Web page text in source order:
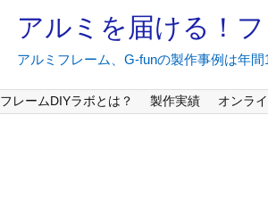
アルミを届ける！
アルミフレーム、G-funの製作事例は年
フレームDIYラボとは？ 製作実績 オンラ